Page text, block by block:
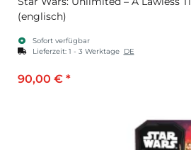
(englisch)
Sofort verfügbar
Lieferzeit: 1 - 3 Werktage DE
90,00 € *